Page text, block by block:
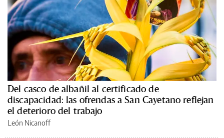
Del casco de albañil al certificado de
discapacidad: las ofrendas a San Cayetano reflejan
el deterioro del trabajo
León Nicanoff